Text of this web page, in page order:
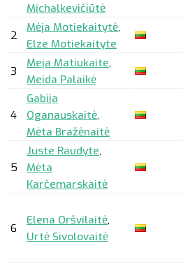
Michalkevičiūtė
2
Mėja Motiekaitytė,
Elze Motiekaityte
3
Meja Matiukaite,
Meida Palaikė
4
Gabija
Oganauskaitė,
Mėta Bražėnaitė
5
Juste Raudyte,
Mėta
Karčemarskaitė
6
Elena Oršvilaitė,
Urtė Sivolovaitė